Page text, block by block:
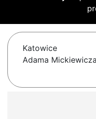
Katowice
Adama